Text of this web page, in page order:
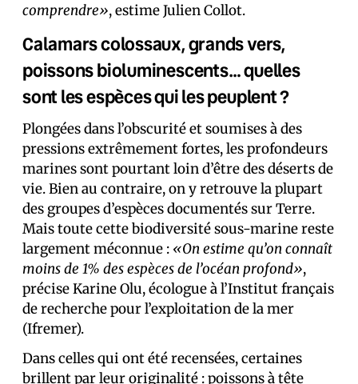
comprendre», estime Julien Collot.
Calamars colossaux, grands vers,
poissons bioluminescents… quelles
sont les espèces qui les peuplent ?
Plongées dans l’obscurité et soumises à des
pressions extrêmement fortes, les profondeurs
marines sont pourtant loin d’être des déserts de
vie. Bien au contraire, on y retrouve la plupart
des groupes d’espèces documentés sur Terre.
Mais toute cette biodiversité sous-marine reste
largement méconnue : «On estime qu’on connaît
moins de 1% des espèces de l’océan profond»,
précise Karine Olu, écologue à l’Institut français
de recherche pour l’exploitation de la mer
(Ifremer).
Dans celles qui ont été recensées, certaines
brillent par leur originalité :poissons à tête